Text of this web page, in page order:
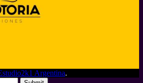
Argentina.